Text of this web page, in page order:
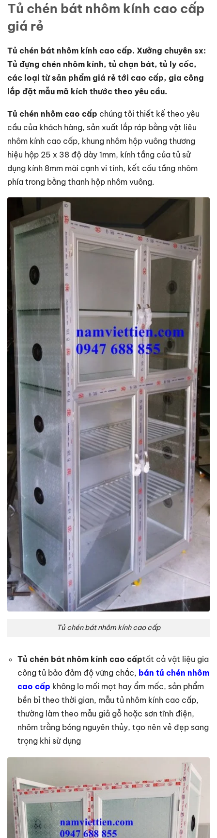
Tủ chén bát nhôm kính cao cấp
giá rẻ
Tủ chén bát nhôm kính cao cấp. Xưởng chuyên sx:
Tủ đựng chén nhôm kính, tủ chạn bát, tủ ly cốc,
các loại từ sản phẩm giá rẻ tới cao cấp, gia công
lắp đặt mẫu mã kích thước theo yêu cầu.
Tủ chén nhôm cao cấp chúng tôi thiết kế theo yêu
cầu của khách hàng, sản xuất lắp ráp bằng vật liêu
nhôm kính cao cấp, khung nhôm hộp vuông thương
hiệu hộp 25 x 38 độ dày 1mm, kính tầng của tủ sử
dụng kính 8mm mài cạnh vi tính, kết cấu tầng nhôm
phía trong bằng thanh hộp nhôm vuông.
Tủ chén bát nhôm kính cao cấp
Tủ chén bát nhôm kính cao cấptất cả vật liệu gia
công tủ bảo đảm độ vững chắc, bán tủ chén nhôm
cao cấp không lo mối mọt hay ẩm mốc, sản phẩm
bền bỉ theo thời gian, mẫu tủ nhôm kính cao cấp,
thường làm theo mẫu giả gỗ hoặc sơn tĩnh điện,
nhôm trằng bóng nguyên thủy, tạo nên vẻ đẹp sang
trọng khi sừ dụng